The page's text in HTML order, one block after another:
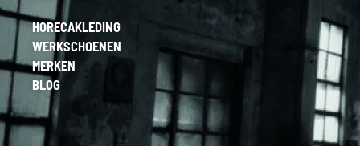
HORECAKLEDING
WERKSCHOENEN
MERKEN
BLOG